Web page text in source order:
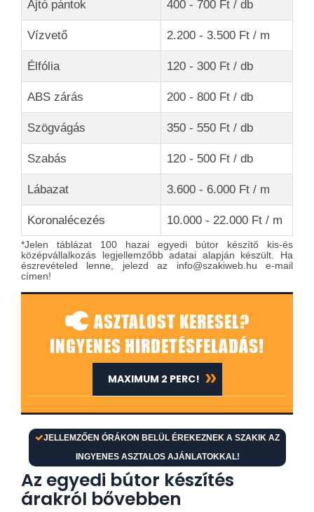
Ajtó pántok 400 - 700 Ft / db
Vízvető 2.200 - 3.500 Ft / m
Élfólia 120 - 300 Ft / db
ABS zárás 200 - 800 Ft / db
Szögvágás 350 - 550 Ft / db
Szabás 120 - 500 Ft / db
Lábazat 3.600 - 6.000 Ft / m
Koronalécezés 10.000 - 22.000 Ft / m
*Jelen táblázat 100 hazai egyedi bútor készítő kis-és
középvállalkozás legjellemzőbb adatai alapján készült. Ha
észrevételed lenne, jelezd az info@szakiweb.hu e-mail
címen!
ASZTALOST KERESEL?
INGYENES HIRDETÉSFELADÁS!
JELLEMZŐEN ÓRÁKON BELÜL ÉREKEZNEK A SZAKIK AZ
INGYENES ASZTALOS AJÁNLATOKKAL!
MAXIMUM 2 PERC!
Az egyedi bútor készítés
árakról bővebben